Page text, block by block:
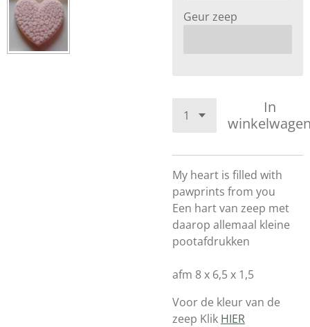
Geur zeep
In
My heart is filled with
pawprints from you
Een hart van zeep met
daarop allemaal kleine
pootafdrukken
afm 8 x 6,5 x 1,5
Voor de kleur van de
zeep Klik HIER